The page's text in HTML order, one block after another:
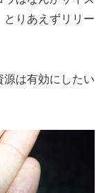
とりあえずリリー
は有効にしたい